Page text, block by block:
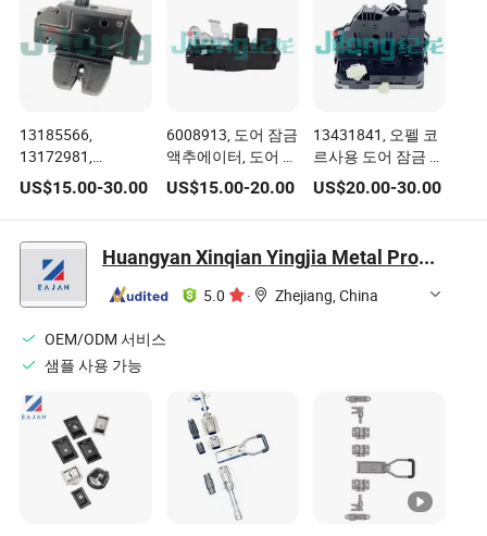
13185566,
13172981,
24441401, 133215,
5133099, 5176319,
495072894,
92202968 테일게
이트 도어 잠금장치
US$15.00-30.00
6008913, 도어 잠금
액추에이터, 도어 잠
금, 테슬라 모델 S용
도어 잠금 액추에이
터
US$15.00-20.00
13431841, 오펠 코
르사용 도어 잠금 액
추에이터 S07
US$20.00-30.00
Huangyan Xinqian Yingjia Metal Product Factory
5.0 · Zhejiang, China
OEM/ODM 서비스
샘플 사용 가능